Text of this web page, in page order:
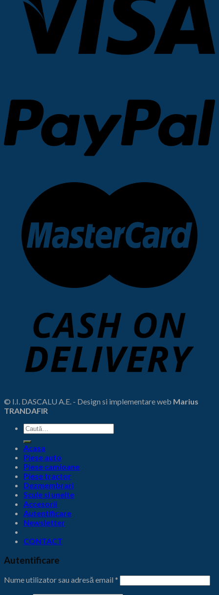
© I.I. DASCALU A.E. - Design si implementare web Marius
TRANDAFIR
Caută
Acasa
Piese auto
Piese camioane
Piese tractor
Dezmembrari
Scule si unelte
Accesorii
Autentificare
Newsletter
CONTACT
Autentificare
Nume utilizator sau adresă email *